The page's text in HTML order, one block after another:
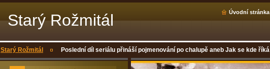
Starý Rožmitál Úvodní stránka
Starý Rožmitál Poslední díl seriálu přináší pojmenování po chalupě aneb Jak se kde říká